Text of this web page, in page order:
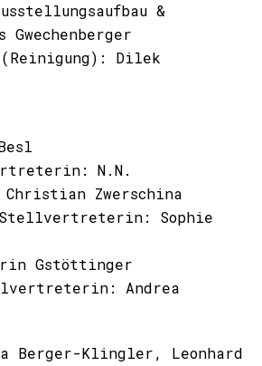
&
Dilek
N.N.
Zwerschina
Sophie
Gstöttinger
Andrea
Berger-Klingler, Leonhard